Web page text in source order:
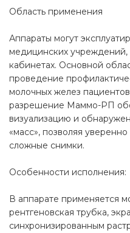
Область применения
Аппараты могут
медицинских
кабинетах. Основной
проведение
молочных желез
разрешение Маммо-РП
визуализацию и
«масс», позволяя
сложные снимки.
Особенности исполнения:
В аппарате применяется
рентгеновская трубка,
синхронизированным